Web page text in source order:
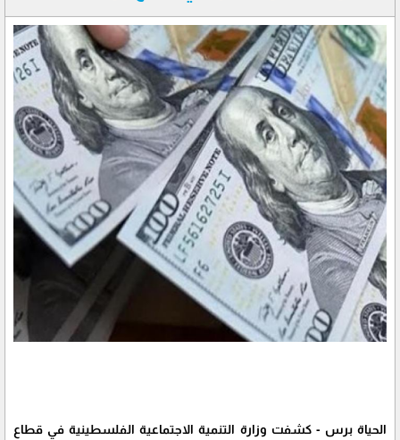
الحياة برس - كشفت وزارة التنمية الاجتماعية الفلسطينية في قطاع